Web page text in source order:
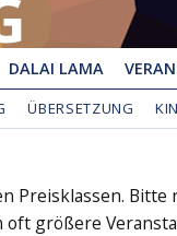
ÜBERSETZUNG
DALAI LAMA
Preisklassen.
oft größere